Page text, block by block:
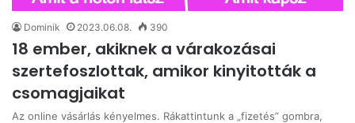
Dominik 2023.06.08. 390
18 ember, akiknek a várakozásai
szertefoszlottak, amikor kinyitották a
csomagjaikat
Az online vásárlás kényelmes. Rákattintunk a „fizetés” gombra,